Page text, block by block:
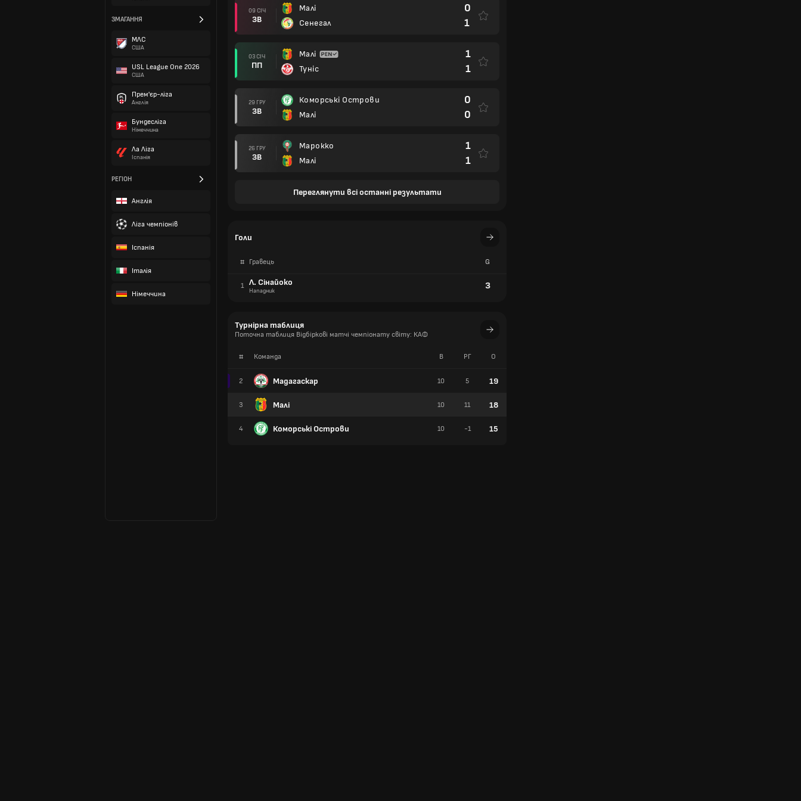
ЗМАГАННЯ
МЛС
США
USL League One 2026
США
Прем'єр-ліга
Англія
Бундесліга
Німеччина
Ла Ліга
Іспанія
РЕГІОН
Англія
Ліга чемпіонів
Іспанія
Італія
Німеччина
09 СІЧ
ЗВ
Малі
Сенегал
0
1
03 СІЧ
ПП
Малі
Туніс
1
1
29 ГРУ
ЗВ
Коморські Острови
Малі
0
0
26 ГРУ
ЗВ
Марокко
Малі
1
1
Переглянути всі останні результати
Голи
# Гравець G
1 Л. Сінайоко
Нападник 3
Турнірна таблиця
Поточна таблиця Відбіркові матчі чемпіонату світу: КАФ
# Команда
2 Мадагаскар
3 Малі
4 Коморські Острови
В РГ О
10 5 19
10 11 18
10 -1 15